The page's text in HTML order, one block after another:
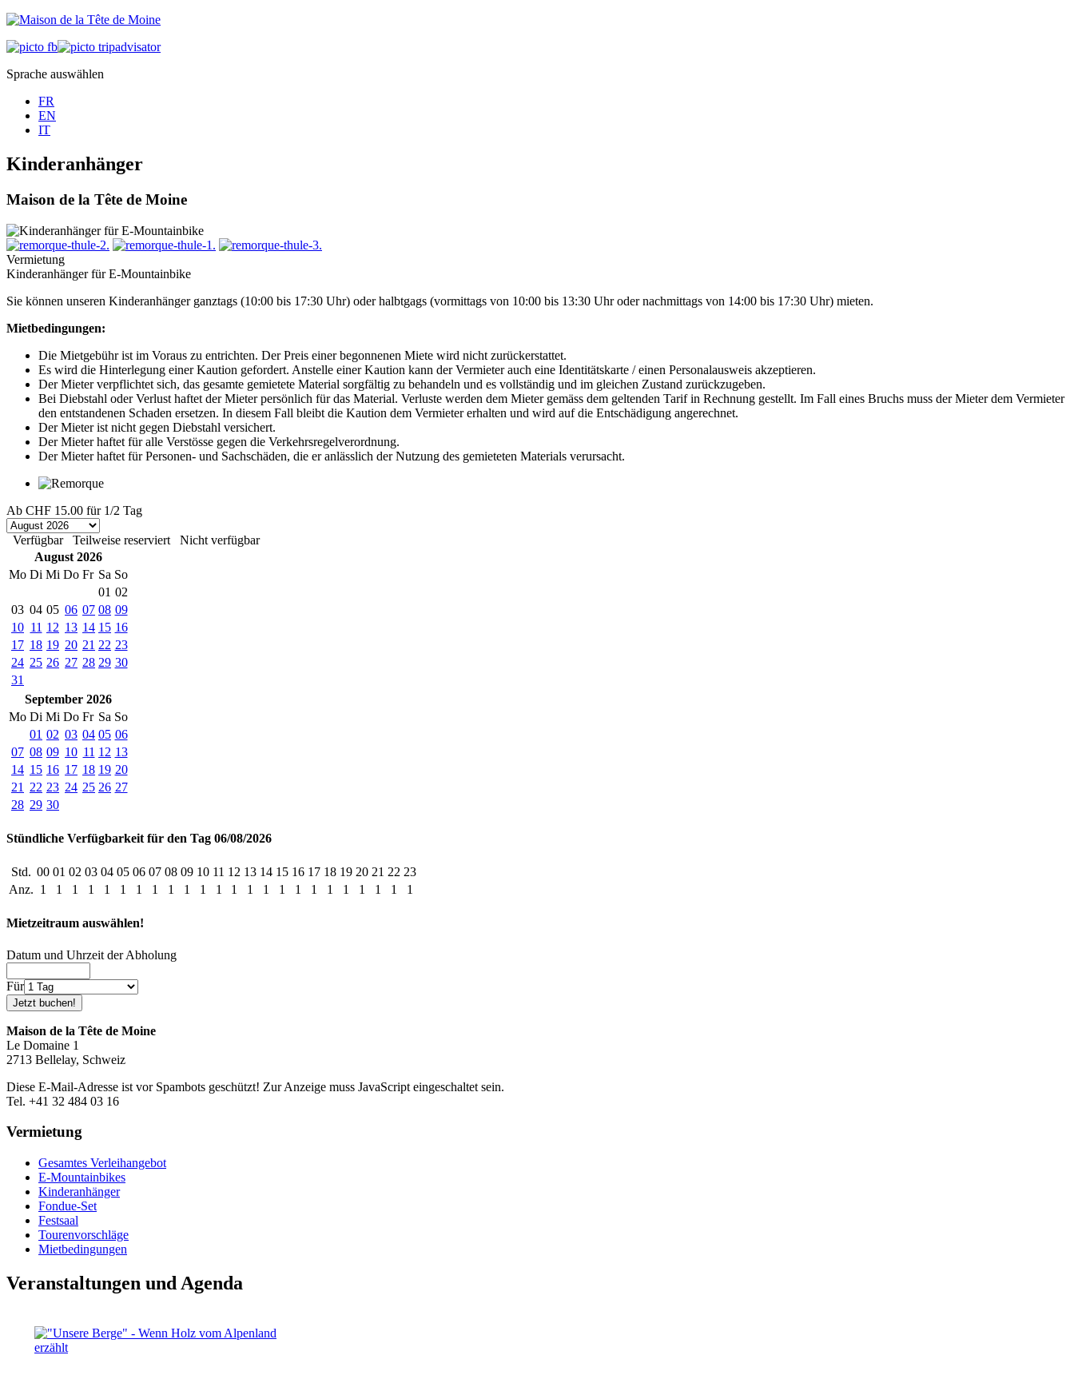
Sprache auswählen
FR
EN
IT
Kinderanhänger
Maison de la Tête de Moine
Vermietung
Kinderanhänger für E-Mountainbike
Sie können unseren Kinderanhänger ganztags (10:00 bis 17:30 Uhr) oder halbtgags (vormittags von 10:00 bis 13:30 Uhr oder nachmittags von 14:00 bis 17:30 Uhr) mieten.
Mietbedingungen:
Die Mietgebühr ist im Voraus zu entrichten. Der Preis einer begonnenen Miete wird nicht zurückerstattet.
Es wird die Hinterlegung einer Kaution gefordert. Anstelle einer Kaution kann der Vermieter auch eine Identitätskarte / einen Personalausweis akzeptieren.
Der Mieter verpflichtet sich, das gesamte gemietete Material sorgfältig zu behandeln und es vollständig und im gleichen Zustand zurückzugeben.
Bei Diebstahl oder Verlust haftet der Mieter persönlich für das Material. Verluste werden dem Mieter gemäss dem geltenden Tarif in Rechnung gestellt. Im Fall eines Bruchs muss der Mieter dem Vermieter
den entstandenen Schaden ersetzen. In diesem Fall bleibt die Kaution dem Vermieter erhalten und wird auf die Entschädigung angerechnet.
Der Mieter ist nicht gegen Diebstahl versichert.
Der Mieter haftet für alle Verstösse gegen die Verkehrsregelverordnung.
Der Mieter haftet für Personen- und Sachschäden, die er anlässlich der Nutzung des gemieteten Materials verursacht.
Ab CHF 15.00 für 1/2 Tag
Verfügbar Teilweise reserviert
Nicht verfügbar
August 2026
Mo Di Mi Do Fr Sa So
01 02
03 04 05 06 07 08 09
10 11 12 13 14 15 16
17 18 19 20 21 22 23
24 25 26 27 28 29 30
31
September 2026
Mo Di Mi Do Fr Sa So
01 02 03 04 05 06
07 08 09 10 11 12 13
14 15 16 17 18 19 20
21
22 23 24 25 26 27
28 29 30
Stündliche Verfügbarkeit für den Tag 06/08/2026
Std. 00 01 02 03 04 05 06 07 08 09 10 11 12 13 14 15 16 17 18 19 20 21 22 23
Anz. 1 1 1 1 1 1 1 1 1 1 1 1 1 1 1 1 1 1 1 1 1 1 1 1
Mietzeitraum auswählen!
Datum und Uhrzeit der Abholung
Für
Maison de la Tête de Moine
Le Domaine 1
2713 Bellelay, Schweiz
Diese E-Mail-Adresse ist vor Spambots geschützt! Zur Anzeige muss JavaScript eingeschaltet sein.
Tel. +41 32 484 03 16
Vermietung
Gesamtes Verleihangebot
E-Mountainbikes
Kinderanhänger
Fondue-Set
Festsaal
Tourenvorschläge
Mietbedingungen
Veranstaltungen und Agenda